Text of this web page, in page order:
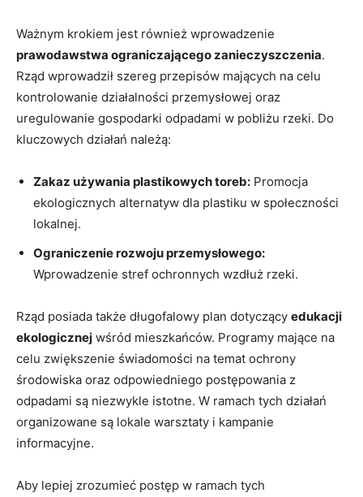
Ważnym krokiem jest również wprowadzenie
prawodawstwa ograniczającego zanieczyszczenia.
Rząd wprowadził szereg przepisów mających na celu
kontrolowanie działalności przemysłowej oraz
uregulowanie gospodarki odpadami w pobliżu rzeki. Do
kluczowych działań należą:
Zakaz używania plastikowych toreb: Promocja
ekologicznych alternatyw dla plastiku w społeczności
lokalnej.
Ograniczenie rozwoju przemysłowego:
Wprowadzenie stref ochronnych wzdłuż rzeki.
Rząd posiada także długofalowy plan dotyczący edukacji
ekologicznej wśród mieszkańców. Programy mające na
celu zwiększenie świadomości na temat ochrony
środowiska oraz odpowiedniego postępowania z
odpadami są niezwykle istotne. W ramach tych działań
organizowane są lokale warsztaty i kampanie
informacyjne.
Aby lepiej zrozumieć postęp w ramach tych